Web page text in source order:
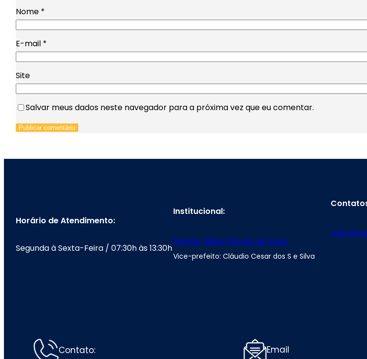
Nome *
E-mail *
Site
Salvar meus dados neste navegador para a próxima vez que eu comentar.
Horário de Atendimento:
Segunda à Sexta-Feira / 07:30h às 13:30h
Institucional:
Prefeito: Edilson Sérvulo de Sousa
Vice-prefeito: Cláudio Cesar dos S e Silva
Contato: Email